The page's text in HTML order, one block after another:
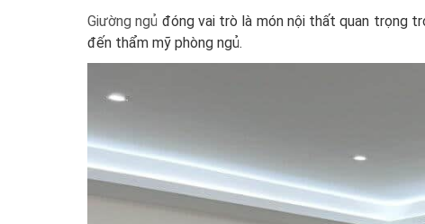
Giường ngủ đóng vai trò là món nội thất quan trọng
đến thẩm mỹ phòng ngủ.